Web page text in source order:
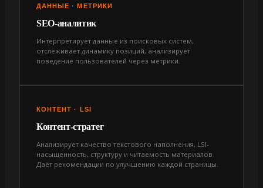
ДАННЫЕ · МЕТРИКИ
SEO-аналитик
Интерпретирует данные из поисковых систем,
отслеживает динамику позиций, анализирует
поведение пользователей через метрики.
КОНТЕНТ · LSI
Контент-стратег
Анализирует качество текстового наполнения, LSI-
насыщенность, структуру и читаемость материалов.
Даёт рекомендации по улучшению каждой страницы.